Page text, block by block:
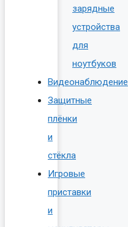
зарядные
устройства
для
ноутбуков
Видеонаблюдение
Защитные
плёнки
и
стёкла
Игровые
приставки
и